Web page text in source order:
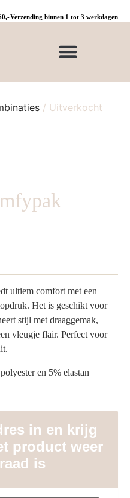
Verzending binnen 1 tot 3 werkdagen
/ Uitverkocht
ultiem comfort met een
Het is geschikt voor
stijl met draaggemak,
vleugje flair. Perfect voor
en 5% elastan
in en krijg
product weer
is